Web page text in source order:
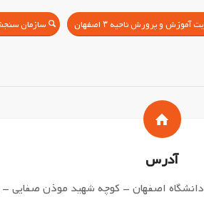
آموزش و پرورش ناحیه ۳ اصفهان سازمان
آدرس
اصفهان – کوچه شهید موذن صفایی –